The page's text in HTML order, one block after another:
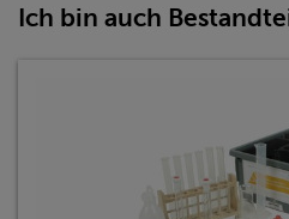
Ich bin auch